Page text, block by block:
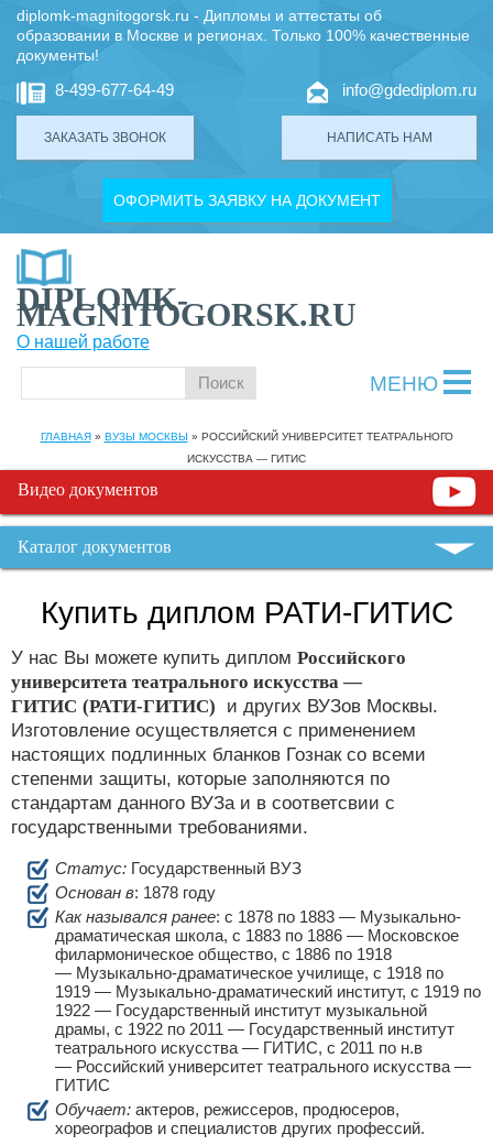
diplomk-magnitogorsk.ru - Дипломы и аттестаты об
образовании в Москве и регионах. Только 100% качественные
документы!
8-499-677-64-49
ЗАКАЗАТЬ ЗВОНОК
info@gdediplom.ru
НАПИСАТЬ НАМ
ОФОРМИТЬ ЗАЯВКУ НА ДОКУМЕНТ
DIPLOMK-
MAGNITOGORSK.RU
О нашей работе
МЕНЮ
ГЛАВНАЯ» ВУЗЫ МОСКВЫ » РОССИЙСКИЙ УНИВЕРСИТЕТ ТЕАТРАЛЬНОГО
ИСКУССТВА — ГИТИС
Видео документов
Каталог документов
Купить диплом РАТИ-ГИТИС
У нас Вы можете купить диплом Российского
университета театрального искусства —
ГИТИС (РАТИ-ГИТИС) и других ВУЗов Москвы.
Изготовление осуществляется с применением
настоящих подлинных бланков Гознак со всеми
степенми защиты, которые заполняются по
стандартам данного ВУЗа и в соответсвии с
государственными требованиями.
Статус: Государственный ВУЗ
Основан в: 1878 году
Как назывался ранее: с 1878 по 1883 — Музыкально-
драматическая школа, с 1883 по 1886 — Московское
филармоническое общество, с 1886 по 1918
— Музыкально-драматическое училище, с 1918 по
1919 — Музыкально-драматический институт, с 1919 по
1922 — Государственный институт музыкальной
драмы, с 1922 по 2011 — Государственный институт
театрального искусства — ГИТИС, с 2011 по н.в
— Российский университет театрального искусства —
ГИТИС
Обучает: актеров, режиссеров, продюсеров,
хореографов и специалистов других профессий.